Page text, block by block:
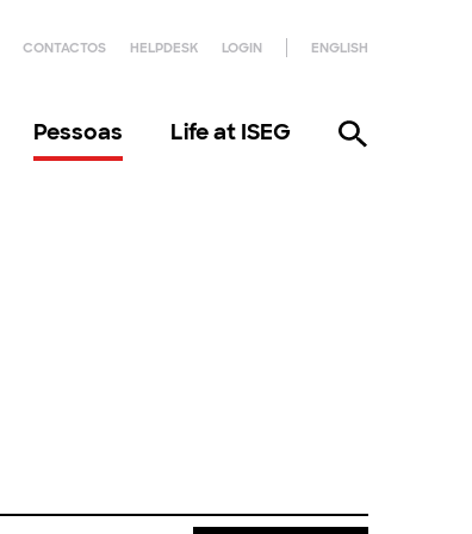
CONTACTOS HELPDESK LOGIN ENGLISH
Pessoas Life at ISEG